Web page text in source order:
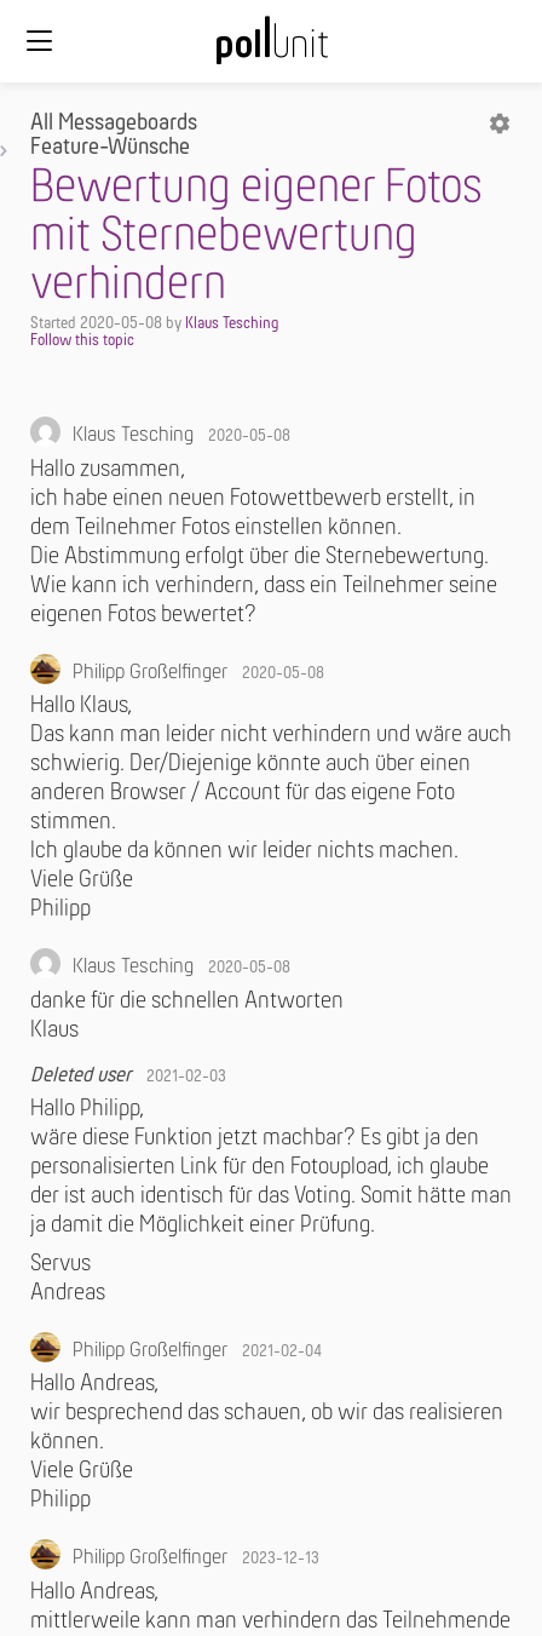
All Messageboards
Feature-Wünsche
Bewertung eigener Fotos
mit Sternebewertung
verhindern
Started 2020-05-08 by Klaus Tesching
Klaus Tesching 2020-05-08
Hallo zusammen,
ich habe einen neuen Fotowettbewerb erstellt, in
dem Teilnehmer Fotos einstellen können.
Die Abstimmung erfolgt über die Sternebewertung.
Wie kann ich verhindern, dass ein Teilnehmer seine
eigenen Fotos bewertet?
Philipp Großelfinger 2020-05-08
Hallo Klaus,
Das kann man leider nicht verhindern und wäre auch
schwierig. Der/Diejenige könnte auch über einen
anderen Browser / Account für das eigene Foto
stimmen.
Ich glaube da können wir leider nichts machen.
Viele Grüße
Philipp
Klaus Tesching 2020-05-08
danke für die schnellen Antworten
Klaus
Deleted user 2021-02-03
Hallo Philipp,
wäre diese Funktion jetzt machbar? Es gibt ja den
personalisierten Link für den Fotoupload, ich glaube
der ist auch identisch für das Voting. Somit hätte man
ja damit die Möglichkeit einer Prüfung.
Servus
Andreas
Philipp Großelfinger 2021-02-04
Hallo Andreas,
wir besprechend das schauen, ob wir das realisieren
können.
Viele Grüße
Philipp
Philipp Großelfinger 2023-12-13
Hallo Andreas,
mittlerweile kann man verhindern das Teilnehmende